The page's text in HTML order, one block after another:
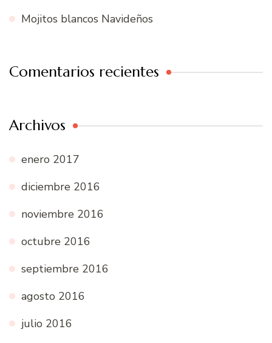
Mojitos blancos Navideños
Comentarios recientes
Archivos
enero 2017
diciembre 2016
noviembre 2016
octubre 2016
septiembre 2016
agosto 2016
julio 2016